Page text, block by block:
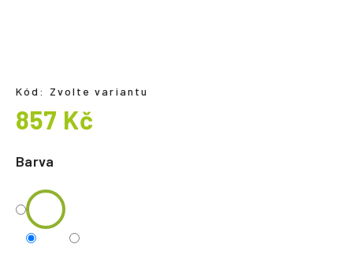
Barva
Kód: Zvolte variantu
857 Kč
cena: